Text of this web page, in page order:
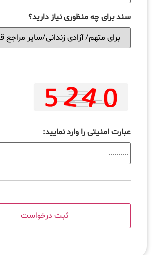
سند برای چه منظوری نیاز دارید؟
عبارت امنیتی را وارد نمایید: